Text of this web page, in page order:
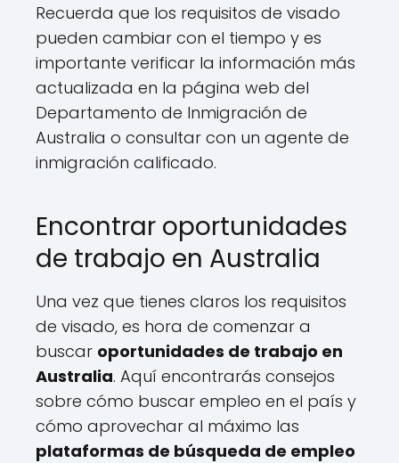
Recuerda que los requisitos de visado
pueden cambiar con el tiempo y es
importante verificar la información más
actualizada en la página web del
Departamento de Inmigración de
Australia o consultar con un agente de
inmigración calificado.
Encontrar oportunidades
de trabajo en Australia
Una vez que tienes claros los requisitos
de visado, es hora de comenzar a
buscar oportunidades de trabajo en
Australia. Aquí encontrarás consejos
sobre cómo buscar empleo en el país y
cómo aprovechar al máximo las
plataformas de búsqueda de empleo